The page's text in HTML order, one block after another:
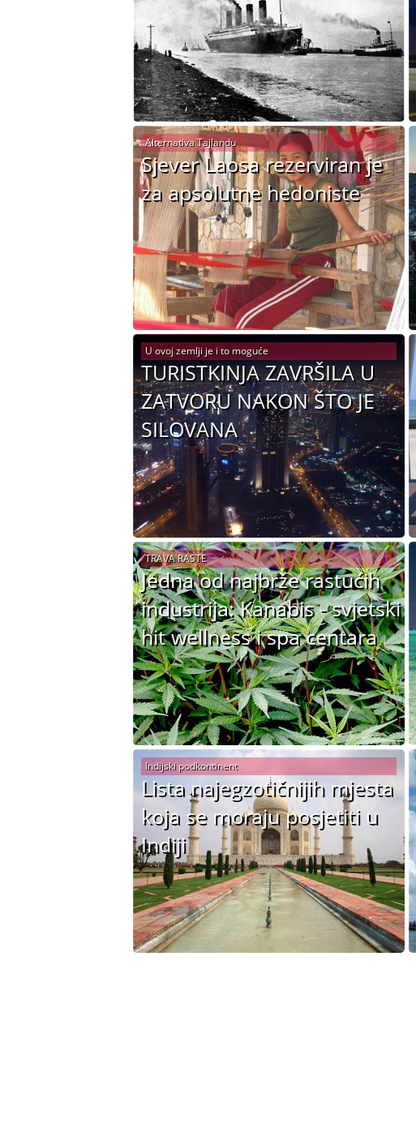
Sjever Laosa rezerviran je
za apsolutne hedoniste
Alternativa Tajlandu
TURISTKINJA ZAVRŠILA U
ZATVORU NAKON ŠTO JE
SILOVANA
U ovoj zemlji je i to moguće
Jedna od najbrže rastućih
industrija: Kanabis - svjetski
hit wellness i spa centara
TRAVA RASTE
Lista najegzotičnijih mjesta
koja se moraju posjetiti u
Indiji
Indijski podkontinent